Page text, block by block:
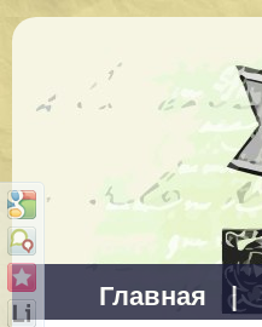
Главная |